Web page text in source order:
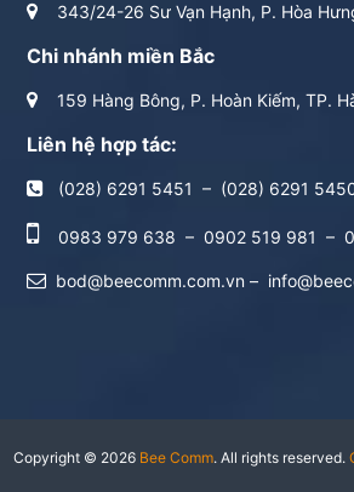
343/24-26 Sư Vạn Hạnh, P. Hòa
Chi nhánh miền Bắc
159 Hàng Bông, P. Hoàn Kiếm, TP.
Liên hệ hợp tác:
(028) 6291 5451 – (028) 6291
0983 979 638 – 0902 519 981 –
bod@beecomm.com.vn –
Copyright © 2026 Bee Comm. All rights reserved.